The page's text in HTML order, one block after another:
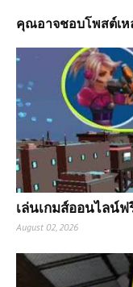
คุณอาจชอบโพสต์เห
เล่นเกมส์ออนไลน์ฟ
August 02, 2026